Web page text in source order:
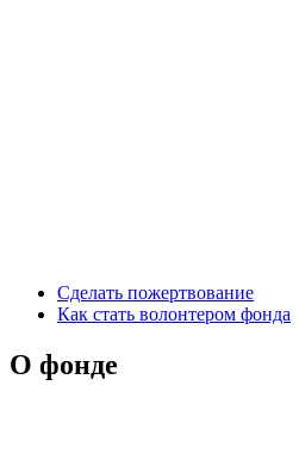
Сделать пожертвование
Как стать волонтером фонда
О фонде